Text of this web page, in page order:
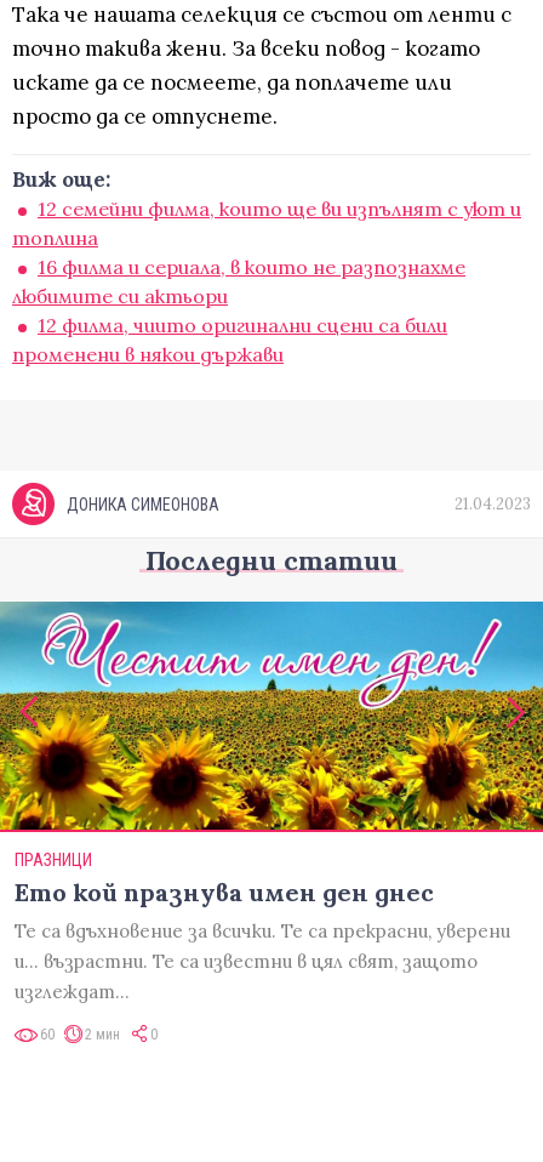
Така че нашата селекция се състои от ленти с
точно такива жени. За всеки повод - когато
искате да се посмеете, да поплачете или
просто да се отпуснете.
Виж още:
12 семейни филма, които ще ви изпълнят с уют и
топлина
16 филма и сериала, в които не разпознахме
любимите си актьори
12 филма, чиито оригинални сцени са били
променени в някои държави
ДОНИКА СИМЕОНОВА 21.04.2023
Последни статии
ПРАЗНИЦИ
Ето кой празнува имен ден днес
Те са вдъхновение за всички. Те са прекрасни, уверени
и... възрастни. Те са известни в цял свят, защото
изглеждат…
60 2 мин 0